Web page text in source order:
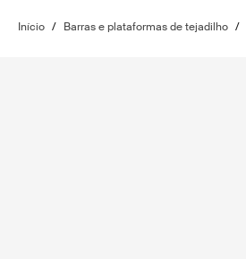
Início / Barras e plataformas de tejadilho /